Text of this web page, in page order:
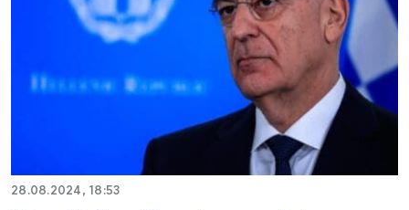
28.08.2024, 18:53